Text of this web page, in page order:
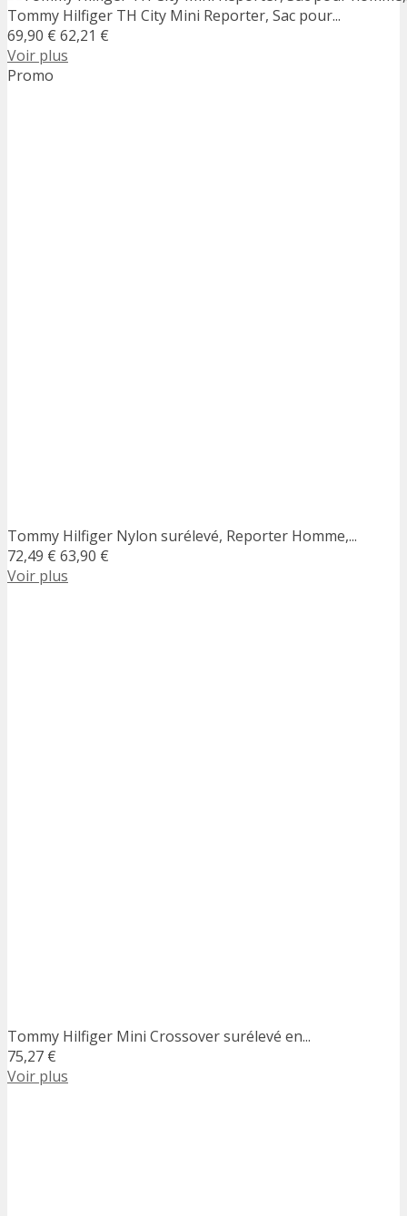
Tommy Hilfiger TH City Mini Reporter, Sac pour...
69,90 € 62,21 €
Voir plus
Promo
Tommy Hilfiger Nylon surélevé, Reporter Homme,...
72,49 € 63,90 €
Voir plus
Tommy Hilfiger Mini Crossover surélevé en...
75,27 €
Voir plus